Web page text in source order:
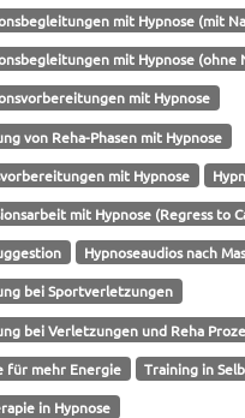
mit Hypnose (mit
mit Hypnose (ohne
mit Hypnose
von Reha-Phasen mit Hypnose
mit Hypnose
mit Hypnose (Regress to
Hypnoseaudios nach
bei Sportverletzungen
bei Verletzungen und Reha
für mehr Energie Training in
in Hypnose